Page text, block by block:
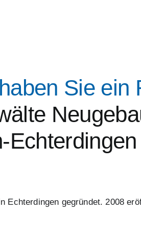
Sie ein
Echterdingen
Echterdingen gegründet. 2008